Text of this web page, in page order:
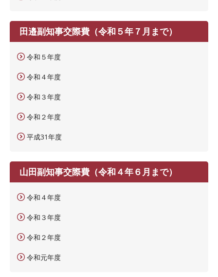
田邉副知事交際費（令和５年７月まで）
令和５年度
令和４年度
令和３年度
令和２年度
平成31年度
山田副知事交際費（令和４年６月まで）
令和４年度
令和３年度
令和２年度
令和元年度